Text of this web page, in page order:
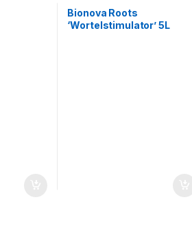
Bionova Roots
‘Wortelstimulator’ 5L